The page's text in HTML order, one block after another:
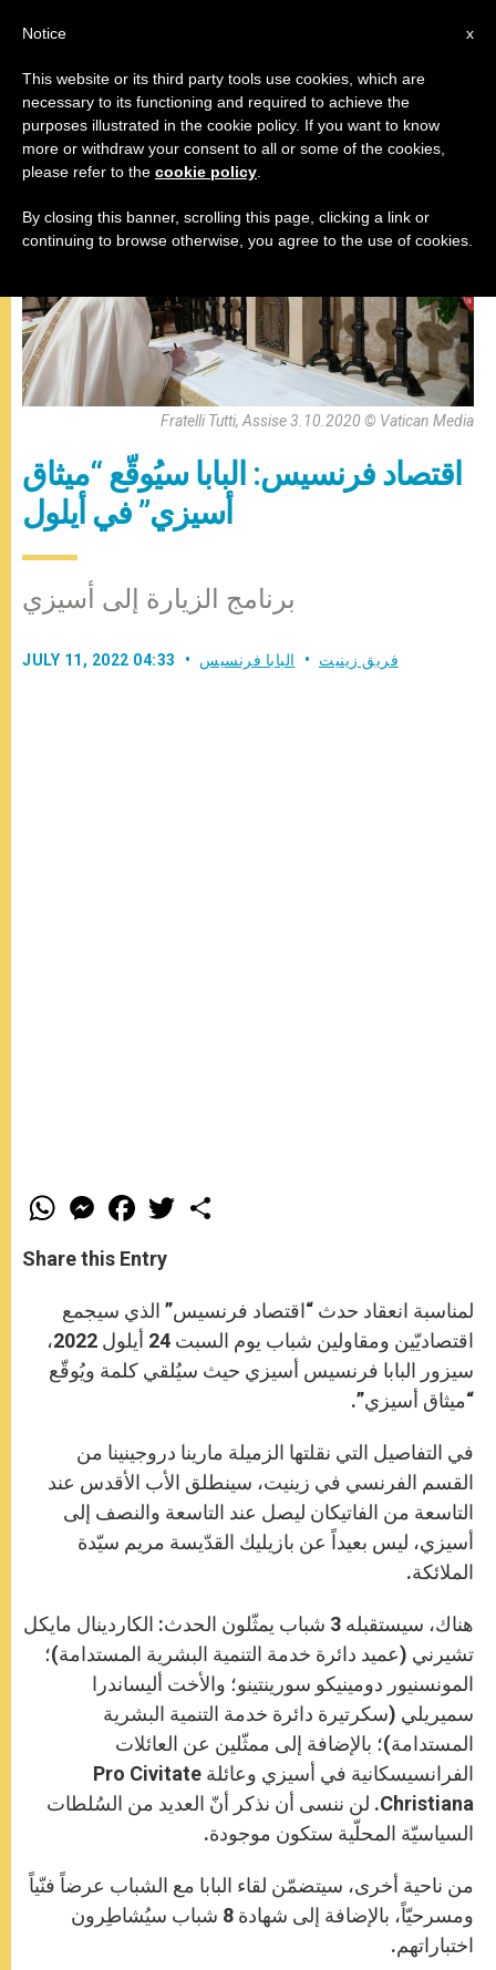
البابا فرنسيس
Fratelli Tutti, Assise 3.10.2020 © Vatican Media
اقتصاد فرنسيس: البابا سيُوقّع “ميثاق
أسيزي” في أيلول
برنامج الزيارة إلى أسيزي
JULY 11, 2022 04:33 فريق زينيت البابا فرنسيس
W
h
t
s
p
p
M
e
s
e
e
r
F
a
e
b
o
k
w
Share this Entry
لمناسبة انعقاد حدث “اقتصاد فرنسيس” الذي سيجمع
اقتصاديّين ومقاولين شباب يوم السبت 24 أيلول 2022،
سيزور البابا فرنسيس أسيزي حيث سيُلقي كلمة ويُوقّع
“ميثاق أسيزي”.
في التفاصيل التي نقلتها الزميلة مارينا دروجينينا من
القسم الفرنسي في زينيت، سينطلق الأب الأقدس عند
التاسعة من الفاتيكان ليصل عند التاسعة والنصف إلى
أسيزي، ليس بعيداً عن بازيليك القدّيسة مريم سيّدة
الملائكة.
هناك، سيستقبله 3 شباب يمثّلون الحدث: الكاردينال مايكل
تشيرني (عميد دائرة خدمة التنمية البشرية المستدامة)؛
المونسنيور دومينيكو سورينتينو؛ والأخت أليساندرا
سميريلي (سكرتيرة دائرة خدمة التنمية البشرية
المستدامة)؛ بالإضافة إلى ممثّلين عن العائلات
الفرانسيسكانية في أسيزي وعائلة Pro Civitate
Christiana. لن ننسى أن نذكر أنّ العديد من السُلطات
السياسيّة المحلّية ستكون موجودة.
من ناحية أخرى، سيتضمّن لقاء البابا مع الشباب عرضاً فنّياً
ومسرحيّاً، بالإضافة إلى شهادة 8 شباب سيُشاطِرون
اختباراتهم.
x
Notice
This website or its third party tools use cookies, which are
necessary to its functioning and required to achieve the
purposes illustrated in the cookie policy. If you want to know
more or withdraw your consent to all or some of the cookies,
please refer to the cookie policy
By closing this banner, scrolling this page, clicking a link or
continuing to browse otherwise, you agree to the use of cookies.